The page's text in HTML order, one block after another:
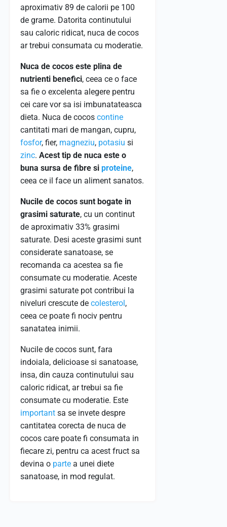
aproximativ 89 de calorii pe 100
de grame. Datorita continutului
sau caloric ridicat, nuca de cocos
ar trebui consumata cu moderatie.
Nuca de cocos este plina de
nutrienti benefici, ceea ce o face
sa fie o excelenta alegere pentru
cei care vor sa isi imbunatateasca
dieta. Nuca de cocos contine
cantitati mari de mangan, cupru,
fosfor, fier, magneziu, potasiu si
zinc. Acest tip de nuca este o
buna sursa de fibre si proteine,
ceea ce il face un aliment sanatos.
Nucile de cocos sunt bogate in
grasimi saturate, cu un continut
de aproximativ 33% grasimi
saturate. Desi aceste grasimi sunt
considerate sanatoase, se
recomanda ca acestea sa fie
consumate cu moderatie. Aceste
grasimi saturate pot contribui la
niveluri crescute de colesterol,
ceea ce poate fi nociv pentru
sanatatea inimii.
Nucile de cocos sunt, fara
indoiala, delicioase si sanatoase,
insa, din cauza continutului sau
caloric ridicat, ar trebui sa fie
consumate cu moderatie. Este
important sa se invete despre
cantitatea corecta de nuca de
cocos care poate fi consumata in
fiecare zi, pentru ca acest fruct sa
devina o parte a unei diete
sanatoase, in mod regulat.